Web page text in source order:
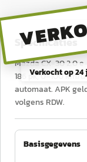
Verkocht op24
Specificaties
Mazda CX-30 2.0
186 pk, 0–100 km/
automaat. APK
volgens RDW.
Basisgegevens